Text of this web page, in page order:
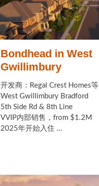
Bondhead in West
Gwillimbury
开发商：Regal Crest Homes等
West Gwillimbury Bradford
5th Side Rd & 8th Line
VVIP内部销售，from $1.2M
2025年开始入住 ...